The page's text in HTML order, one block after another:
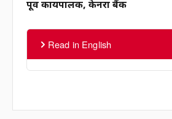
पूर्व कार्यपालक, केनरा बैंक
Read in English